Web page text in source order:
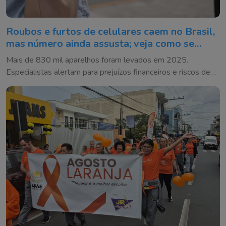
Roubos e furtos de celulares caem no Brasil,
mas número ainda assusta; veja como se
proteger
Mais de 830 mil aparelhos foram levados em 2025.
Especialistas alertam para prejuízos financeiros e riscos de
golpes após o crime